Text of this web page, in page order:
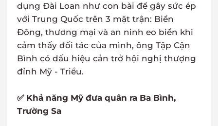
dụng Đài Loan như con bài để gây sức ép
với Trung Quốc trên 3 mặt trận: Biển
Đông, thương mại và an ninh eo biển khi
cảm thấy đối tác của mình, ông Tập Cận
Bình có dấu hiệu cản trở hội nghị thượng
đỉnh Mỹ - Triều.
✅ Khả năng Mỹ đưa quân ra Ba Bình,
Trường Sa